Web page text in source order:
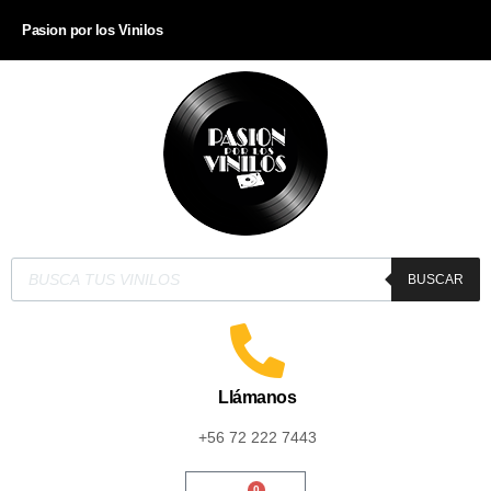
Pasion por los Vinilos
BUSCAR
Llámanos
+56 72 222 7443